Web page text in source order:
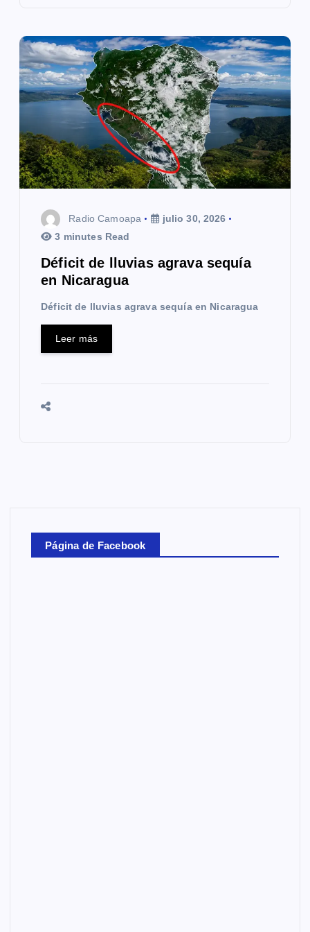
Radio Camoapa
julio 30, 2026
3 minutes Read
Déficit de lluvias agrava sequía
en Nicaragua
Déficit de lluvias agrava sequía en Nicaragua
Leer más
Página de Facebook